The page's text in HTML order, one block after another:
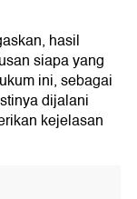
hasil
siapa yang
ini, sebagai
dijalani
kejelasan